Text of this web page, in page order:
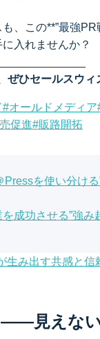
、この**”最強
入れませんか？
ぜひセールスウ
#オールドメディア
促進#販路開拓
を使い分け
成功させる”強み
——見えな